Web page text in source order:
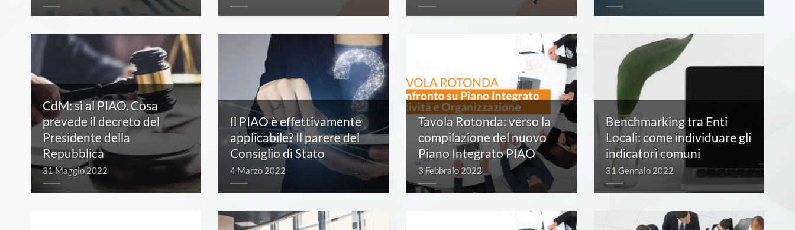
CdM: sì al PIAO. Cosa
prevede il decreto del
Presidente della
Repubblica
31 Maggio 2022
Il PIAO è effettivamente
applicabile? Il parere del
Consiglio di Stato
4 Marzo 2022
Tavola Rotonda: verso la
compilazione del nuovo
Piano Integrato PIAO
3 Febbraio 2022
Benchmarking tra Enti
Locali: come individuare gli
indicatori comuni
31 Gennaio 2022